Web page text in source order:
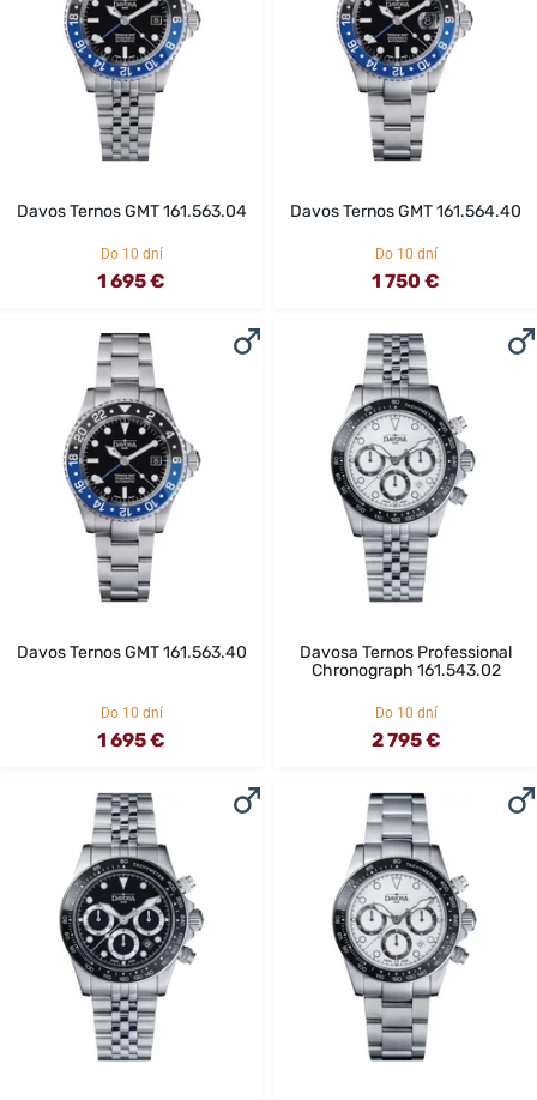
Davos Ternos GMT 161.563.04
Do 10 dní
1 695 €
Davos Ternos GMT 161.564.40
Do 10 dní
1 750 €
Davos Ternos GMT 161.563.40
Do 10 dní
1 695 €
Davosa Ternos Professional
Chronograph 161.543.02
Do 10 dní
2 795 €